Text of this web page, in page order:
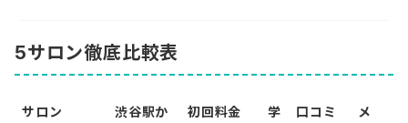
5サロン徹底比較表
サロン
渋谷駅か
初回料金
学
口コミ
メ